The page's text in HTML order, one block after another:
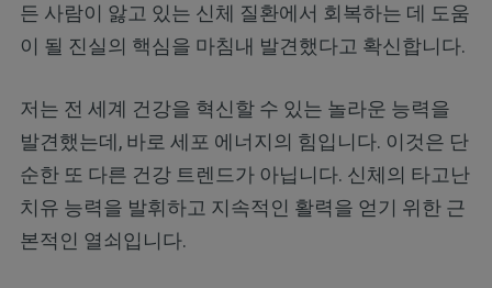
든 사람이 앓고 있는 신체 질환에서 회복하는 데 도움
이 될 진실의 핵심을 마침내 발견했다고 확신합니다.
저는 전 세계 건강을 혁신할 수 있는 놀라운 능력을
발견했는데, 바로 세포 에너지의 힘입니다. 이것은 단
순한 또 다른 건강 트렌드가 아닙니다. 신체의 타고난
치유 능력을 발휘하고 지속적인 활력을 얻기 위한 근
본적인 열쇠입니다.